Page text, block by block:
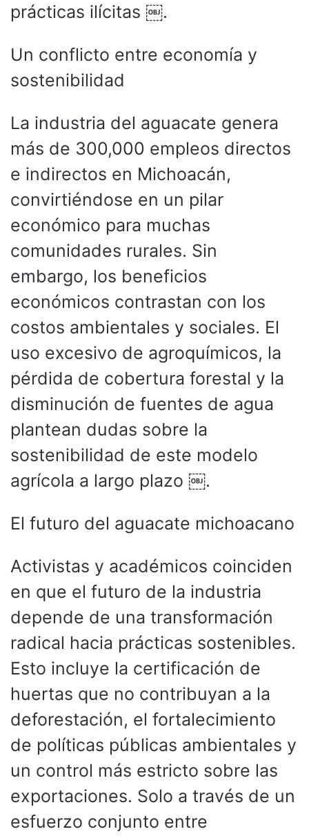
prácticas ilícitas ￼.
Un conflicto entre economía y
sostenibilidad
La industria del aguacate genera
más de 300,000 empleos directos
e indirectos en Michoacán,
convirtiéndose en un pilar
económico para muchas
comunidades rurales. Sin
embargo, los beneficios
económicos contrastan con los
costos ambientales y sociales. El
uso excesivo de agroquímicos, la
pérdida de cobertura forestal y la
disminución de fuentes de agua
plantean dudas sobre la
sostenibilidad de este modelo
agrícola a largo plazo ￼.
El futuro del aguacate michoacano
Activistas y académicos coinciden
en que el futuro de la industria
depende de una transformación
radical hacia prácticas sostenibles.
Esto incluye la certificación de
huertas que no contribuyan a la
deforestación, el fortalecimiento
de políticas públicas ambientales y
un control más estricto sobre las
exportaciones. Solo a través de un
esfuerzo conjunto entre